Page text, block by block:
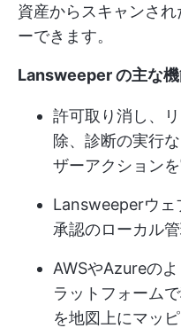
資産からスキャンさ
ーできます。
Lansweeper の主な
許可取り消し、
除、診断の実行
ザーアクションを
Lansweeperウェ
承認のローカル
AWSやAzureの
ラットフォーム
を地図上にマッピ